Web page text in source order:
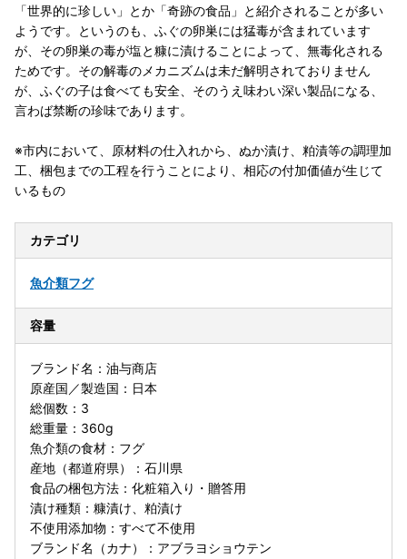
「世界的に珍しい」とか「奇跡の食品」と紹介されることが多い
ようです。というのも、ふぐの卵巣には猛毒が含まれています
が、その卵巣の毒が塩と糠に漬けることによって、無毒化される
ためです。その解毒のメカニズムは未だ解明されておりません
が、ふぐの子は食べても安全、そのうえ味わい深い製品になる、
言わば禁断の珍味であります。
※市内において、原材料の仕入れから、ぬか漬け、粕漬等の調理加
工、梱包までの工程を行うことにより、相応の付加価値が生じて
いるもの
カテゴリ
魚介類フグ
容量
ブランド名：油与商店
原産国／製造国：日本
総個数：3
総重量：360g
魚介類の食材：フグ
産地（都道府県）：石川県
食品の梱包方法：化粧箱入り・贈答用
漬け種類：糠漬け、粕漬け
不使用添加物：すべて不使用
ブランド名（カナ）：アブラヨショウテン